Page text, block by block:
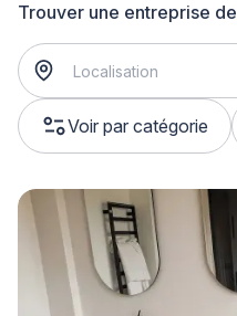
Trouver une entreprise de
Voir par catégorie